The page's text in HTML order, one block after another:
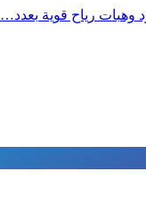
رياح قوية بعدد…